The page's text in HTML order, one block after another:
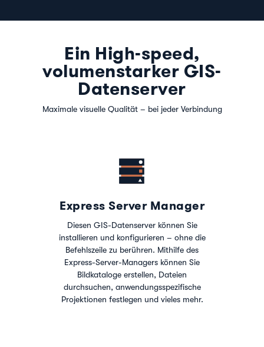
Ein High-speed,
volumenstarker GIS-
Datenserver
Maximale visuelle Qualität – bei jeder Verbindung
Express Server Manager
Diesen GIS-Datenserver können Sie
installieren und konfigurieren – ohne die
Befehlszeile zu berühren. Mithilfe des
Express-Server-Managers können Sie
Bildkataloge erstellen, Dateien
durchsuchen, anwendungsspezifische
Projektionen festlegen und vieles mehr.